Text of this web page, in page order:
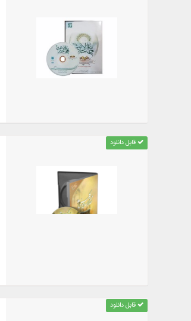
قابل دانلود
قابل دانلود